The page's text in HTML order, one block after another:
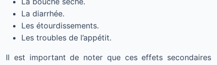
La diarrhée.
Les étourdissements.
Les troubles de l’appétit.
Il est important de noter que ces effets secondaires